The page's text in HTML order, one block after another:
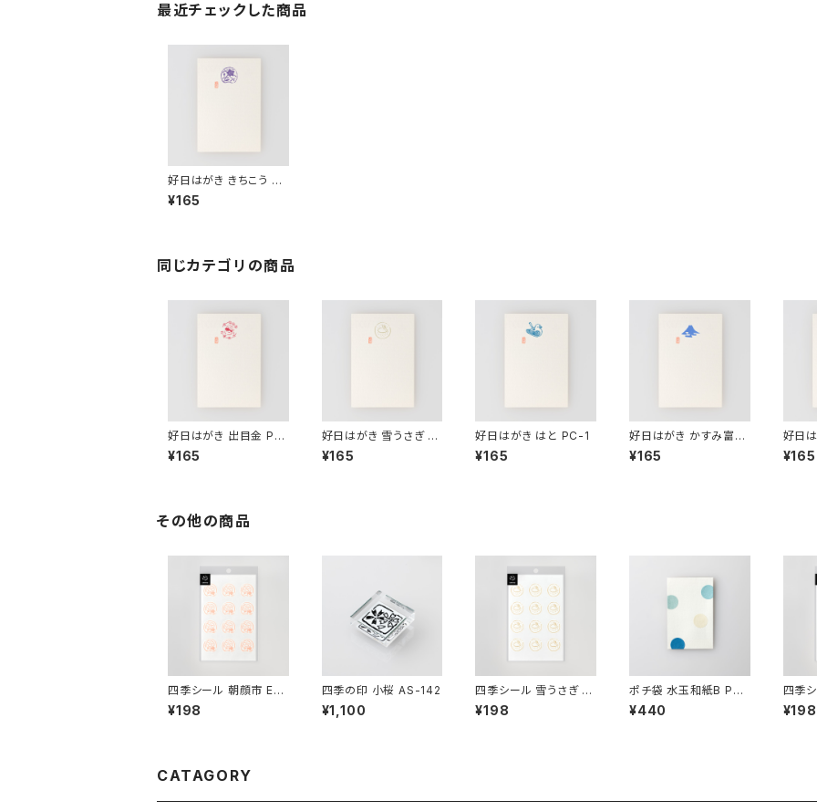
最近チェックした商品
好日はがき きちこう PC
-113
¥165
同じカテゴリの商品
好日はがき 出目金 PC
-27B
¥165
好日はがき 雪うさぎ P
C-34
¥165
好日はがき はと PC-1
¥165
好日はがき かすみ富士
PC-4
¥165
好日
3
¥165
その他の商品
四季シール 朝顔市 EL-
128
¥198
四季の印 小桜 AS-142
¥1,100
四季シール 雪うさぎ EL
-34
¥198
ポチ袋 水玉和紙B PT-
B
¥440
四季
（青
¥198
CATAGORY